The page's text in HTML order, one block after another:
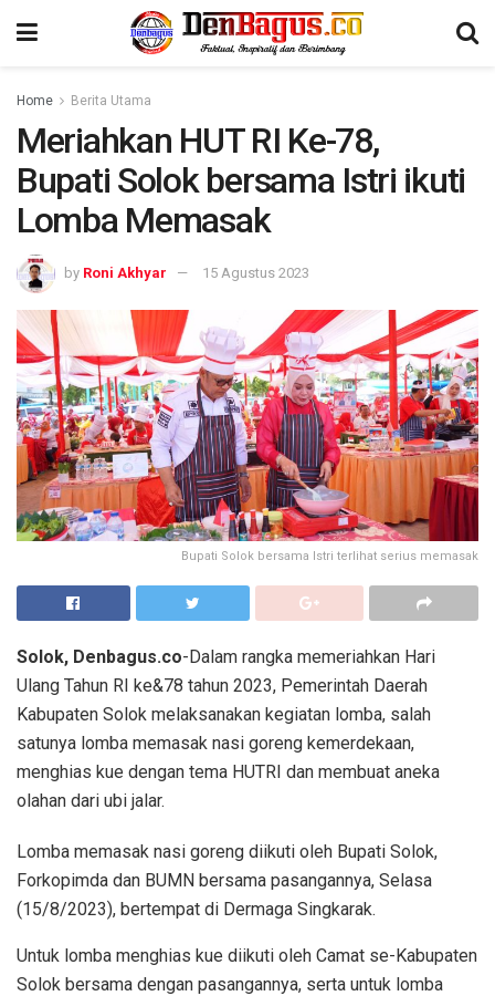
Home Berita Utama
Meriahkan HUT RI Ke-78,
Bupati Solok bersama Istri ikuti
Lomba Memasak
by Roni Akhyar 15 Agustus 2023
Bupati Solok bersama Istri terlihat serius memasak
Solok, Denbagus.co-Dalam rangka memeriahkan Hari
Ulang Tahun RI ke&78 tahun 2023, Pemerintah Daerah
Kabupaten Solok melaksanakan kegiatan lomba, salah
satunya lomba memasak nasi goreng kemerdekaan,
menghias kue dengan tema HUTRI dan membuat aneka
olahan dari ubi jalar.
Lomba memasak nasi goreng diikuti oleh Bupati Solok,
Forkopimda dan BUMN bersama pasangannya, Selasa
(15/8/2023), bertempat di Dermaga Singkarak.
Untuk lomba menghias kue diikuti oleh Camat se-Kabupaten
Solok bersama dengan pasangannya, serta untuk lomba